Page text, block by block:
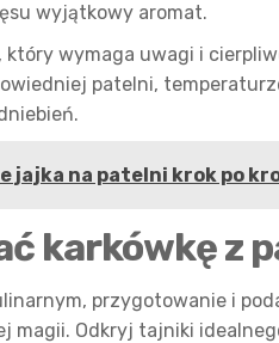
wyjątkowy aromat.
który wymaga uwagi i
patelni,
jajka na patelni krok po
karkówkę z
przygotowanie i
magii. Odkryj tajniki